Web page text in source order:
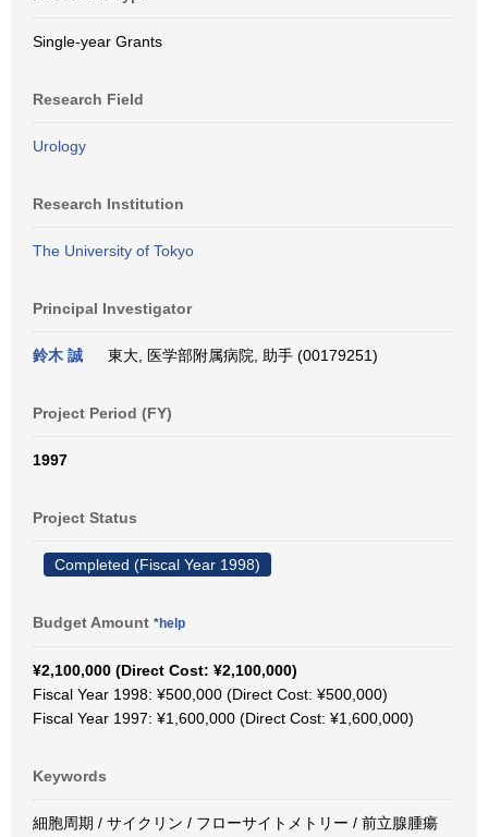
Single-year Grants
Research Field
Urology
Research Institution
The University of Tokyo
Principal Investigator
鈴木 誠 東大, 医学部附属病院, 助手 (00179251)
Project Period (FY)
1997
Project Status
Completed (Fiscal Year 1998)
Budget Amount *help
¥2,100,000 (Direct Cost: ¥2,100,000)
Fiscal Year 1998: ¥500,000 (Direct Cost: ¥500,000)
Fiscal Year 1997: ¥1,600,000 (Direct Cost: ¥1,600,000)
Keywords
細胞周期 / サイクリン / フローサイトメトリー / 前立腺腫瘍